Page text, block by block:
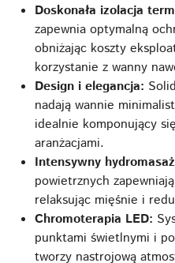
Doskonała izolacja
zapewnia optymalną
obniżając koszty
korzystanie z wanny
Design i elegancja:
nadają wannie
idealnie komponujący
aranżacjami.
Intensywny
powietrznych
relaksując mięśnie i
Chromoterapia LED:
punktami świetlnymi i
tworzy nastrojową